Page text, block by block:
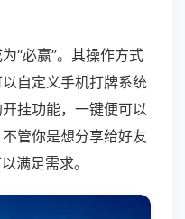
“必赢”。其操作方式
自定义手机打牌系统
挂功能，一键便可以
管你是想分享给好友
满足需求。